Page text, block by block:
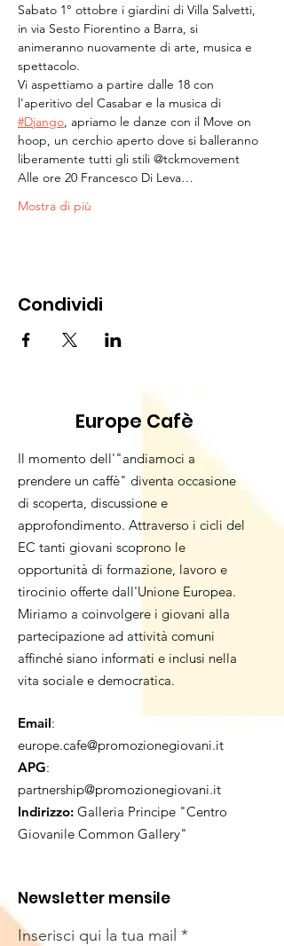
Sabato 1° ottobre i giardini di Villa Salvetti,
in via Sesto Fiorentino a Barra, si
animeranno nuovamente di arte, musica e
spettacolo.
Vi aspettiamo a partire dalle 18 con
l'aperitivo del Casabar e la musica di
#Django, apriamo le danze con il Move on
hoop, un cerchio aperto dove si balleranno
liberamente tutti gli stili @tckmovement
Alle ore 20 Francesco Di Leva…
Mostra di più
Condividi
Europe Cafè
Il momento dell'"andiamoci a
prendere un caffè" diventa occasione
di scoperta, discussione e
approfondimento. Attraverso i cicli del
EC tanti giovani scoprono le
opportunità di formazione, lavoro e
tirocinio offerte dall'Unione Europea.
Miriamo a coinvolgere i giovani alla
partecipazione ad attività comuni
affinché siano informati e inclusi nella
vita sociale e democratica.
Email:
europe.cafe@promozionegiovani.it
APG:
partnership@promozionegiovani.it
Indirizzo: Galleria Principe "Centro
Giovanile Common Gallery"
Newsletter mensile
Inserisci qui la tua mail